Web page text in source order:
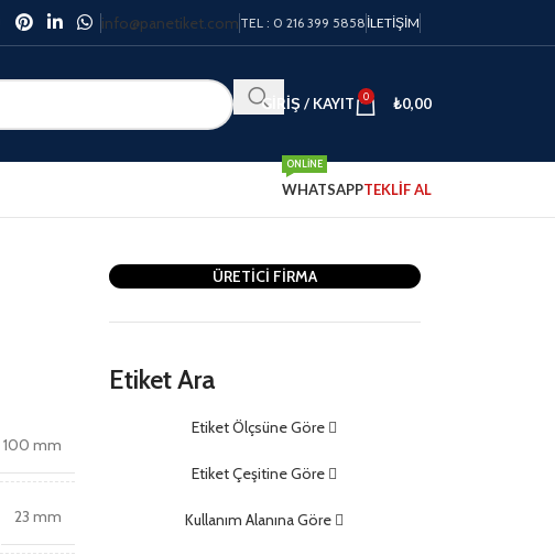
info@panetiket.com TEL : 0 216 399 5858 İLETIŞIM
GIRIŞ / KAYIT 0 ₺0,00
WHATSAPP
ONLINE
TEKLİF AL
100 mm
23 mm
ÜRETİCİ FİRMA
Etiket Ara
Etiket Ölçsüne Göre
Etiket Çeşitine Göre
Kullanım Alanına Göre